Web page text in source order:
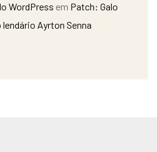
WordPress em Patch: Galo
Ayrton Senna